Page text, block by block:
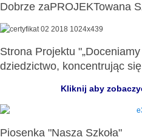
Dobrze zaPROJEKTowana
Strona Projektu
dziedzictwo, koncentrując
Kliknij aby
Piosenka "Nasza Szkoła"